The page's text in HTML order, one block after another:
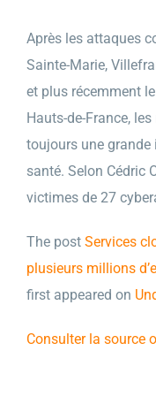
Après les attaques
Sainte-Marie,
et plus récemment
Hauts-de-France,
toujours une grande
santé. Selon Cédric
victimes de 27
The post Services
plusieurs millions
first appeared on
Consulter la source